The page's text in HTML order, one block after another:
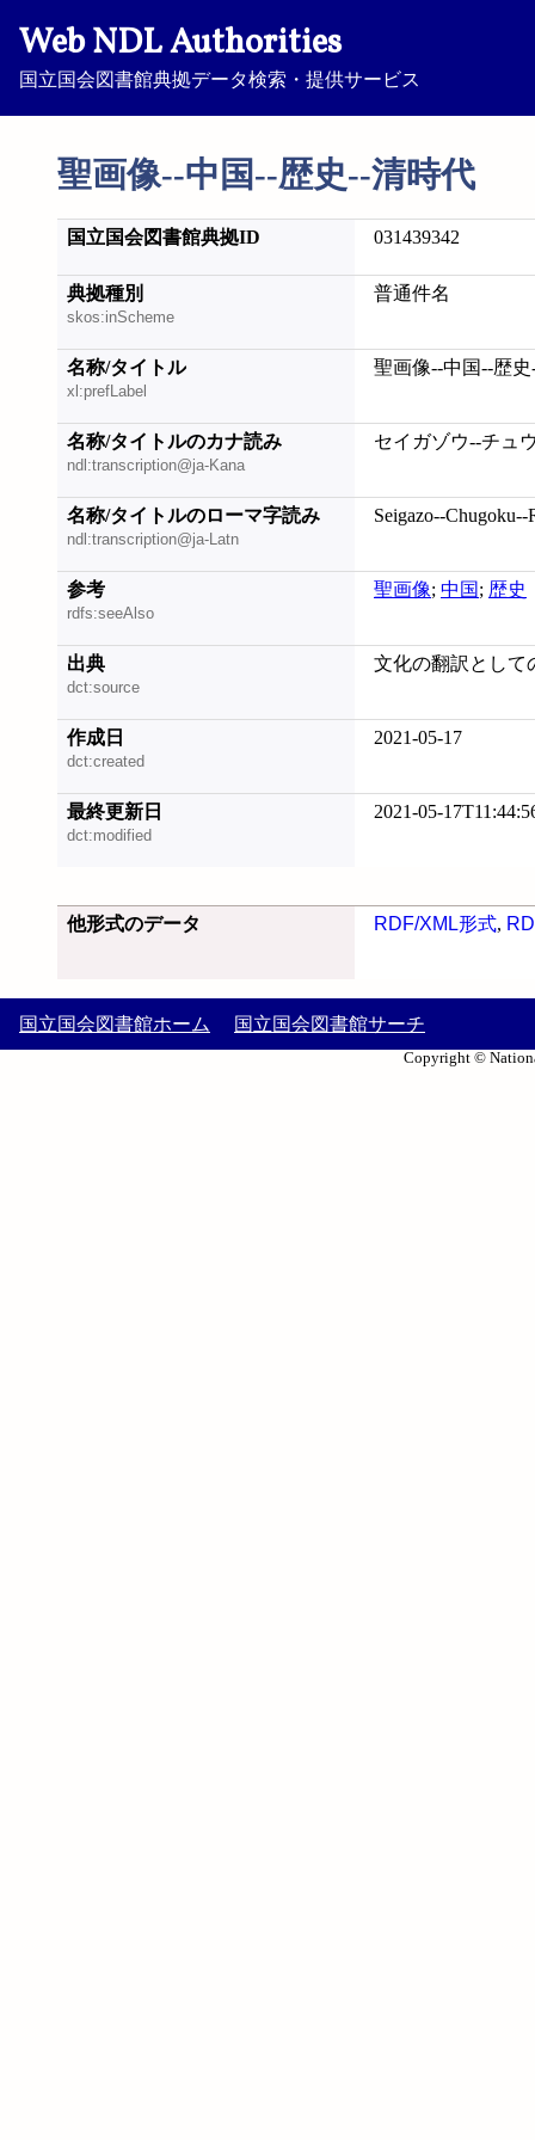
Web NDL Authorities
国立国会図書館典拠データ検索・提供サービス
聖画像--中国--歴史--清時代
国立国会図書館典拠ID 031439342
典拠種別
skos:inScheme
普通件名
名称/タイトル
xl:prefLabel
聖画像--中国--歴
名称/タイトルのカナ読み
ndl:transcription@ja-Kana
セイガゾウ--チュ
名称/タイトルのローマ字読み
ndl:transcription@ja-Latn
Seigazo--
参考
rdfs:seeAlso
聖画像; 中国; 歴史
出典
dct:source
文化の翻訳として
作成日
dct:created
2021-05-17
最終更新日
dct:modified
2021-05-
他形式のデータ RDF/XML形式,
国立国会図書館ホーム 国立国会図書館サーチ
Copyright ©